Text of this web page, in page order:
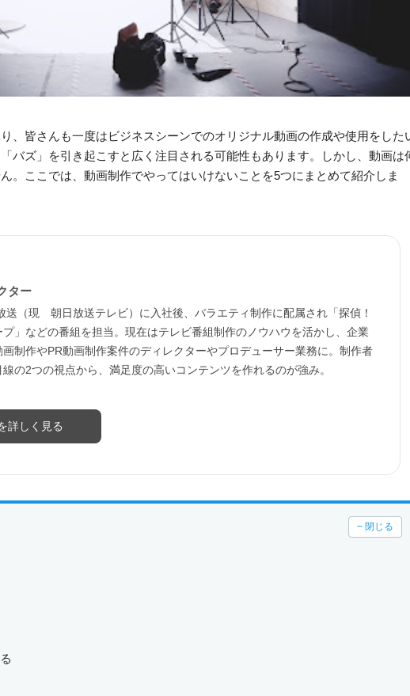
、皆さんも一度はビジネスシーンでのオリジナル動画の作成や使用をした
バズ」を引き起こすと広く注目される可能性もあります。しかし、動画は
。ここでは、動画制作でやってはいけないことを5つにまとめて紹介しま
ター
送（現 朝日放送テレビ）に入社後、バラエティ制作に配属され「探偵！
」などの番組を担当。現在はテレビ番組制作のノウハウを活かし、企業
画制作やPR動画制作案件のディレクターやプロデューサー業務に。制作者
線の2つの視点から、満足度の高いコンテンツを作れるのが強み。
詳しく見る
− 閉じる